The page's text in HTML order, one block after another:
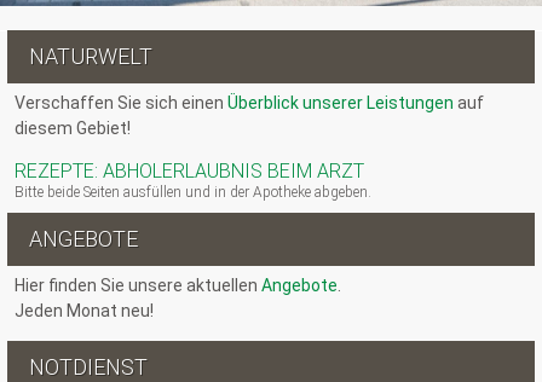
NATURWELT
Verschaffen Sie sich einen Überblick unserer Leistungen auf
diesem Gebiet!
REZEPTE: ABHOLERLAUBNIS BEIM ARZT
Bitte beide Seiten ausfüllen und in der Apotheke abgeben.
ANGEBOTE
Hier finden Sie unsere aktuellen Angebote
Jeden Monat neu!
NOTDIENST